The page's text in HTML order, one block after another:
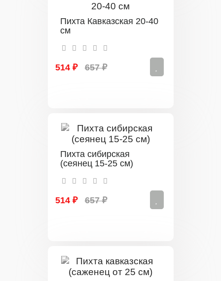
Пихта Кавказская 20-40
см
514 ₽ 657 ₽
Пихта сибирская
(сеянец 15-25 см)
514 ₽ 657 ₽